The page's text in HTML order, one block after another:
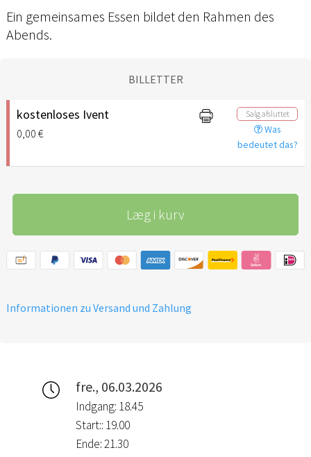
Ein gemeinsames Essen bildet den Rahmen des
Abends.
BILLETTER
kostenloses Ivent
0,00 €
Salg afsluttet
Was
bedeutet das?
Læg i kurv
Informationen zu Versand und Zahlung
fre., 06.03.2026
Indgang: 18.45
Start:: 19.00
Ende: 21.30